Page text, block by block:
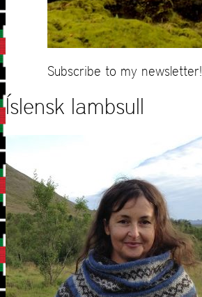
Subscribe to my newsletter!
Íslensk lambsull